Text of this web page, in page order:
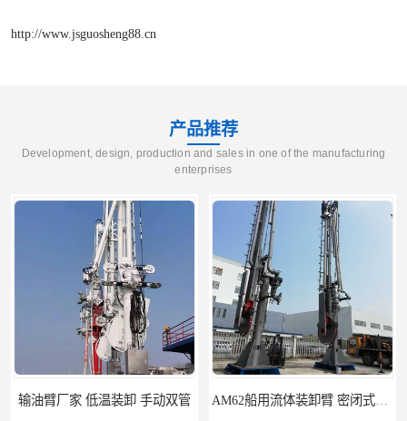
http://www.jsguosheng88.cn
产品推荐
Development, design, production and sales in one of the manufacturing
enterprises
输油臂厂家 低温装卸 手动双管